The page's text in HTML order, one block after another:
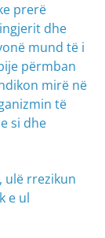
prerë
dhe
mund të i
përmban
mirë në
të
si dhe
ulë rrezikun
e ul